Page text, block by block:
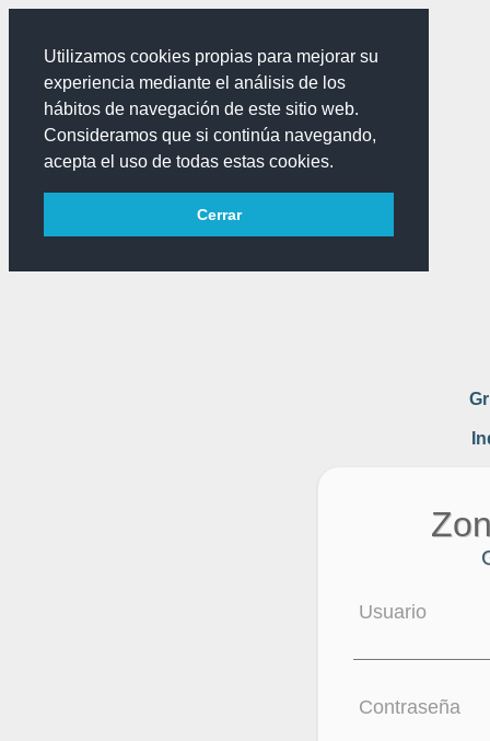
Utilizamos cookies propias para mejorar su
experiencia mediante el análisis de los
hábitos de navegación de este sitio web.
Consideramos que si continúa navegando,
acepta el uso de todas estas cookies.
Cerrar
Usuario
Contraseña